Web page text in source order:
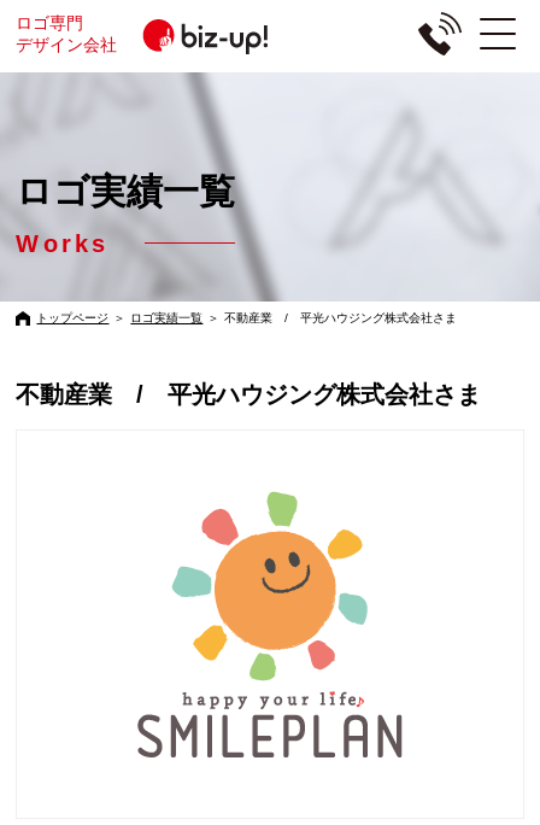
ロゴ専門
デザイン会社
ロゴ実績一覧
Works
トップページ ＞ ロゴ実績一覧 ＞ 不動産業 / 平光ハウジング株式会社さま
不動産業 / 平光ハウジング株式会社さま